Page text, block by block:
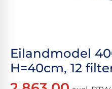
Eilandmodel
H=40cm, 12